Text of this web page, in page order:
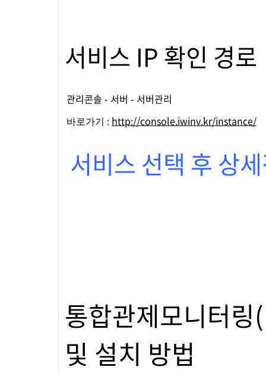
서비스 IP 확인 경로
관리콘솔 - 서버 - 서버관리
바로가기 : http://console.iwinv.kr/instance/
서비스 선택 후 상
통합관제모니터
및 설치 방법